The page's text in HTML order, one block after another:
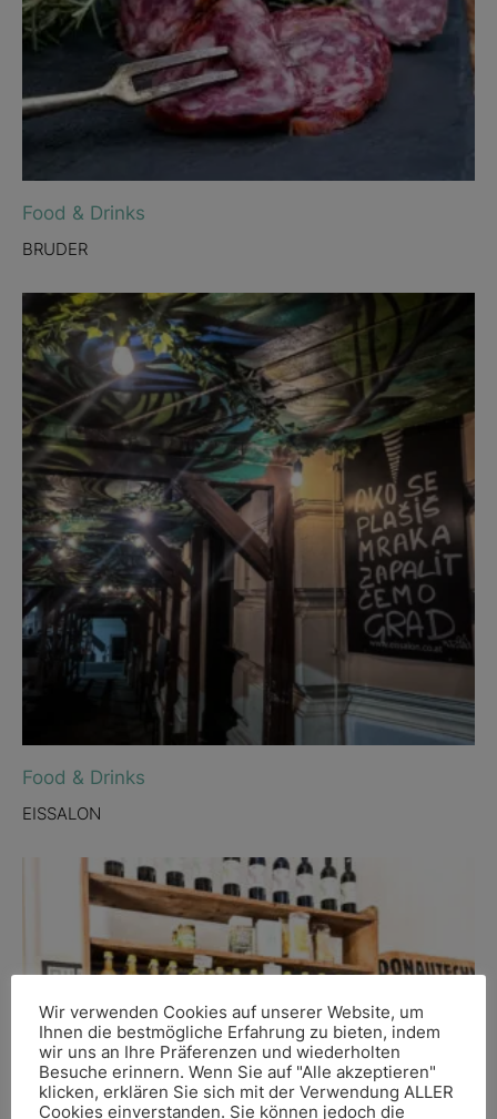
Food & Drinks
BRUDER
Food & Drinks
EISSALON
Wir verwenden Cookies auf unserer Website, um
Ihnen die bestmögliche Erfahrung zu bieten, indem
wir uns an Ihre Präferenzen und wiederholten
Besuche erinnern. Wenn Sie auf "Alle akzeptieren"
klicken, erklären Sie sich mit der Verwendung ALLER
Cookies einverstanden. Sie können jedoch die